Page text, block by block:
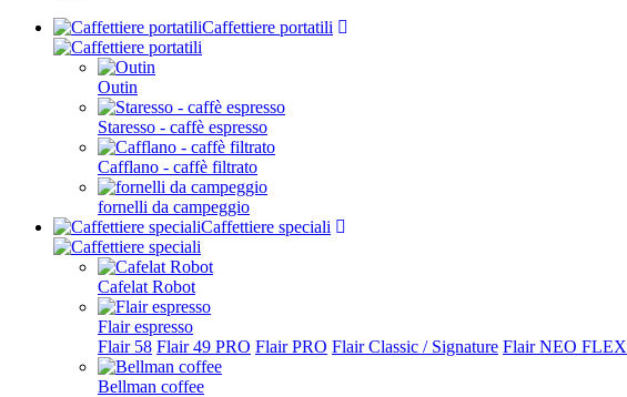
Caffettiere portatili
Outin
Staresso - caffè espresso
Cafflano - caffè filtrato
fornelli da campeggio
Caffettiere speciali
Cafelat Robot
Flair espresso
Flair 58 Flair 49 PRO Flair PRO Flair Classic / Signature Flair NEO FLEX
Bellman coffee